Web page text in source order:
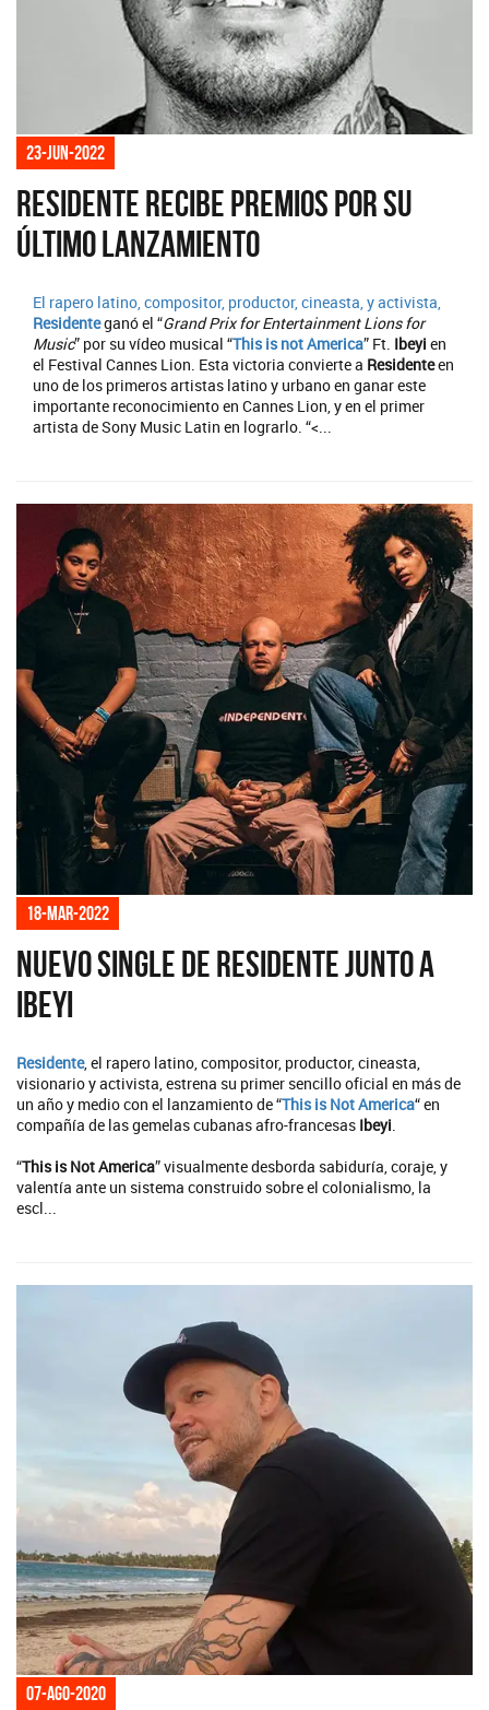
23-jun-2022
Residente recibe premios por su
último lanzamiento
El rapero latino, compositor, productor, cineasta, y activista,
Residenteganó el “Grand Prix for Entertainment Lions for
Music” por su vídeo musical “This is not America” Ft. Ibeyi en
el Festival Cannes Lion. Esta victoria convierte a Residenteen
uno de los primeros artistas latino y urbano en ganar este
importante reconocimiento en Cannes Lion, y en el primer
artista de Sony Music Latin en lograrlo. “<...
18-mar-2022
Nuevo single de residente junto a
Ibeyi
Residente, el rapero latino, compositor, productor, cineasta,
visionario y activista, estrena su primer sencillo oficial en más de
un año y medio con el lanzamiento de “This is Not America“ en
compañía de las gemelas cubanas afro-francesas Ibeyi
“This is Not America” visualmente desborda sabiduría, coraje, y
valentía ante un sistema construido sobre el colonialismo, la
escl...
07-ago-2020